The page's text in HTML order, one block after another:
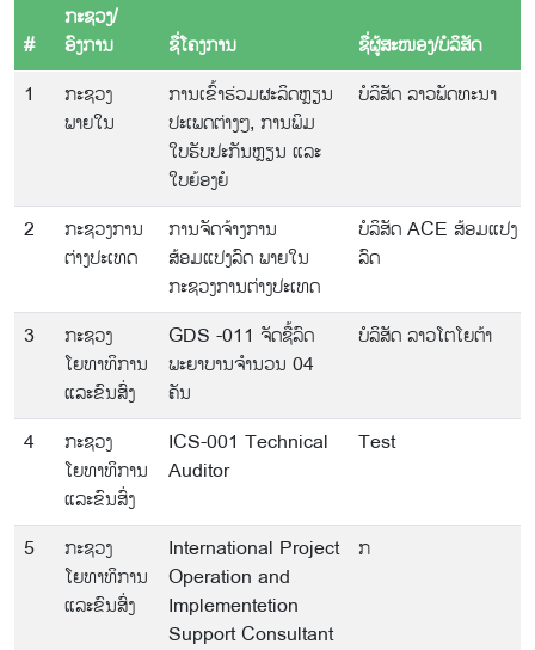
#
ກະຊວງ/
ອົງການ
ຊື່ໂຄງການ
ຊື່ຜູ້ສະໜອງ/ບໍລິສັດ
1
ກະຊວງ
ພາຍໃນ
ການເຂົ້າຮ່ວມຜະລິດຫຼຽນ
ປະເພດຕ່າງໆ, ການພິມ
ໃບຮັບປະກັນຫຼຽນ ແລະ
ໃບຍ້ອງຍໍ
ບໍລິສັດ ລາວພັດທະນາ
2
ກະຊວງການ
ຕ່າງປະເທດ
ການຈັດຈ້າງການ
ສ້ອມແປງລົດ ພາຍໃນ
ກະຊວງການຕ່າງປະເທດ
ບໍລິສັດ ACE ສ້ອມແປງ
ລົດ
3
ກະຊວງ
ໂຍທາທິການ
ແລະຂົນສົ່ງ
GDS -011 ຈັດຊື້ລົດ
ພະຍາບານຈຳນວນ 04
ຄັນ
ບໍລິສັດ ລາວໂຕໂຍຕ້າ
4
ກະຊວງ
ໂຍທາທິການ
ແລະຂົນສົ່ງ
ICS-001 Technical
Auditor
Test
5
ກະຊວງ
ໂຍທາທິການ
ແລະຂົນສົ່ງ
International Project
Operation and
Implementetion
Support Consultant
ກ